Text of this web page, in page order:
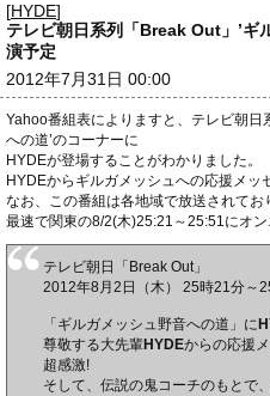
[HYDE]
テレビ朝日系列「Break Out」’ギ
演予定
2012年7月31日 00:00
Yahoo番組表によりますと、テレビ朝日
への道’のコーナーに
HYDEが登場することがわかりました。
HYDEからギルガメッシュへの応援メッ
なお、この番組は各地域で放送されてお
最速で関東の8/2(木)25:21～25:51にオン
テレビ朝日「Break Out」
2012年8月2日（木） 25時21分～
「ギルガメッシュ野音への道」に
尊敬する大先輩HYDEからの応援
超感激!
そして、伝説の鬼コーチのもとで